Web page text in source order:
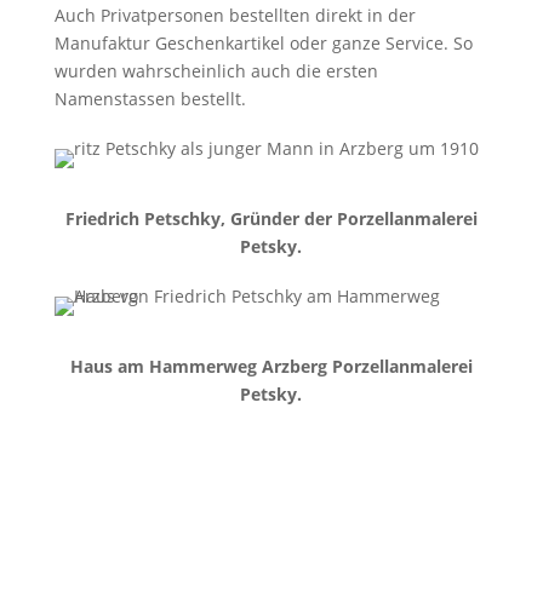
Auch Privatpersonen bestellten direkt in der
Manufaktur Geschenkartikel oder ganze Service. So
wurden wahrscheinlich auch die ersten
Namenstassen bestellt.
Friedrich Petschky, Gründer der Porzellanmalerei
Petsky.
Haus am Hammerweg Arzberg Porzellanmalerei
Petsky.